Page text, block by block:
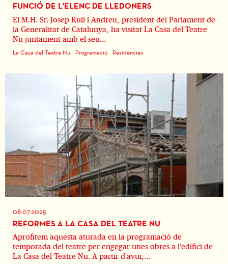
FUNCIÓ DE L'ELENC DE LLEDONERS
El M.H. Sr. Josep Rull i Andreu, president del Parlament de
la Generalitat de Catalunya, ha visitat La Casa del Teatre
Nu juntament amb el seu...
La Casa del Teatre Nu Programació Residències
08.07.2025
REFORMES A LA CASA DEL TEATRE NU
Aprofitem aquesta aturada en la programació de
temporada del teatre per engegar unes obres a l'edifici de
La Casa del Teatre Nu. A partir d'avui,...